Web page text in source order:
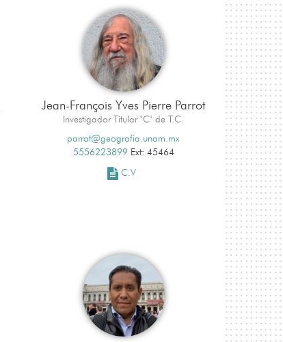
Jean-François Yves Pierre Parrot
Investigador Titular "C" de T.C.
parrot@geografia.unam.mx
5556223899Ext: 45464
C.V